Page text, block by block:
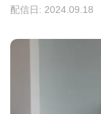
配信日: 2024.09.18